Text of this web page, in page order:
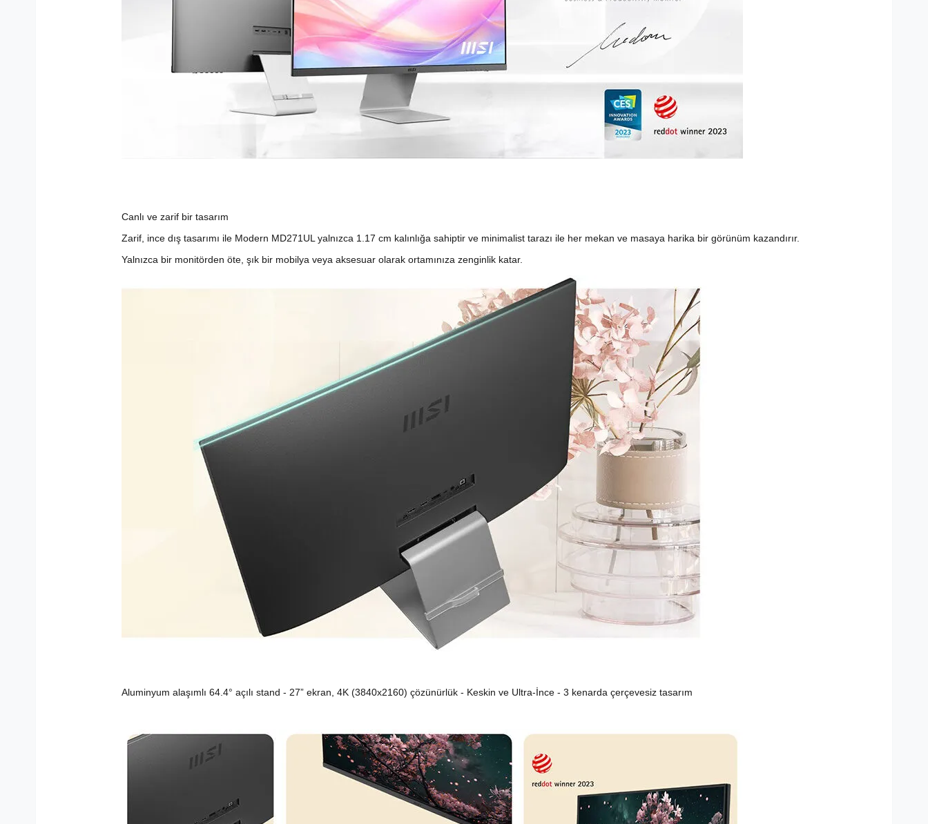
Canlı ve zarif bir tasarım
Zarif, ince dış tasarımı ile Modern MD271UL yalnızca 1.17 cm kalınlığa sahiptir ve minimalist tarazı ile her mekan ve masaya harika bir görünüm kazandırır.
Yalnızca bir monitörden öte, şık bir mobilya veya aksesuar olarak ortamınıza zenginlik katar.
Aluminyum alaşımlı 64.4° açılı stand - 27” ekran, 4K (3840x2160) çözünürlük - Keskin ve Ultra-İnce - 3 kenarda çerçevesiz tasarım